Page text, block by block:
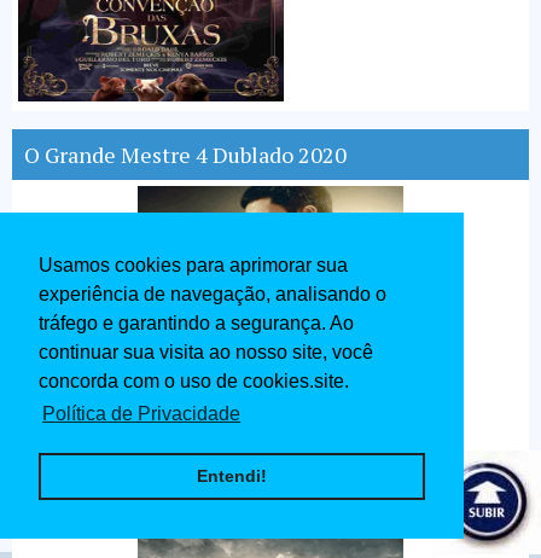
Usamos cookies para aprimorar sua
experiência de navegação, analisando o
tráfego e garantindo a segurança. Ao
continuar sua visita ao nosso site, você
concorda com o uso de cookies.site.
Política de Privacidade
Entendi!
O Grande Mestre 4 Dublado 2020
Ip Man O Mestre do Kung Fu Dublado 2020